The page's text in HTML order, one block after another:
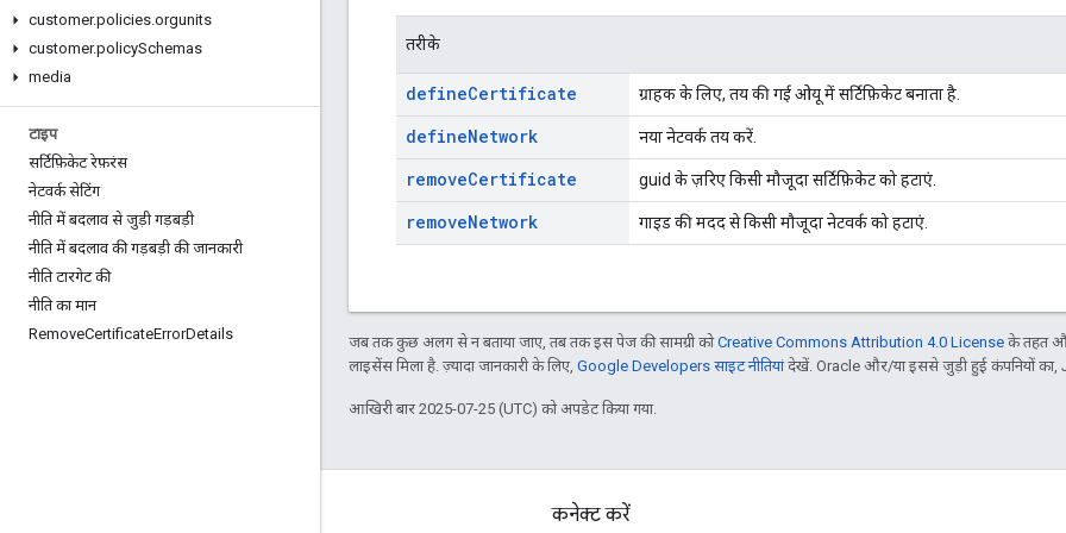
customer.policies.orgunits
customer.policySchemas
media
टाइप
सर्टिफ़िकेट रेफ़रंस
नेटवर्क सेटिंग
नीति में बदलाव से जुड़ी गड़बड़ी
नीति में बदलाव की गड़बड़ी की जानकारी
नीति टारगेट की
नीति का मान
RemoveCertificateErrorDetails
तरीके
defineCertificate ग्राहक के लिए, तय की गई ओयू में सर्टिफ़िकेट बनाता है.
defineNetwork नया नेटवर्क तय करें.
removeCertificate guid के ज़रिए किसी मौजूदा सर्टिफ़िकेट को हटाएं.
removeNetwork गाइड की मदद से किसी मौजूदा नेटवर्क को हटाएं.
जब तक कुछ अलग से न बताया जाए, तब तक इस पेज की सामग्री कोCreative Commons Attribution 4.0 License के तहत
लाइसेंस मिला है. ज़्यादा जानकारी के लिए, Google Developers साइट नीतियांदेखें. Oracle और/या इससे जुड़ी हुई कंपनियों का,
आखिरी बार 2025-07-25 (UTC) को अपडेट किया गया.
कनेक्ट करें